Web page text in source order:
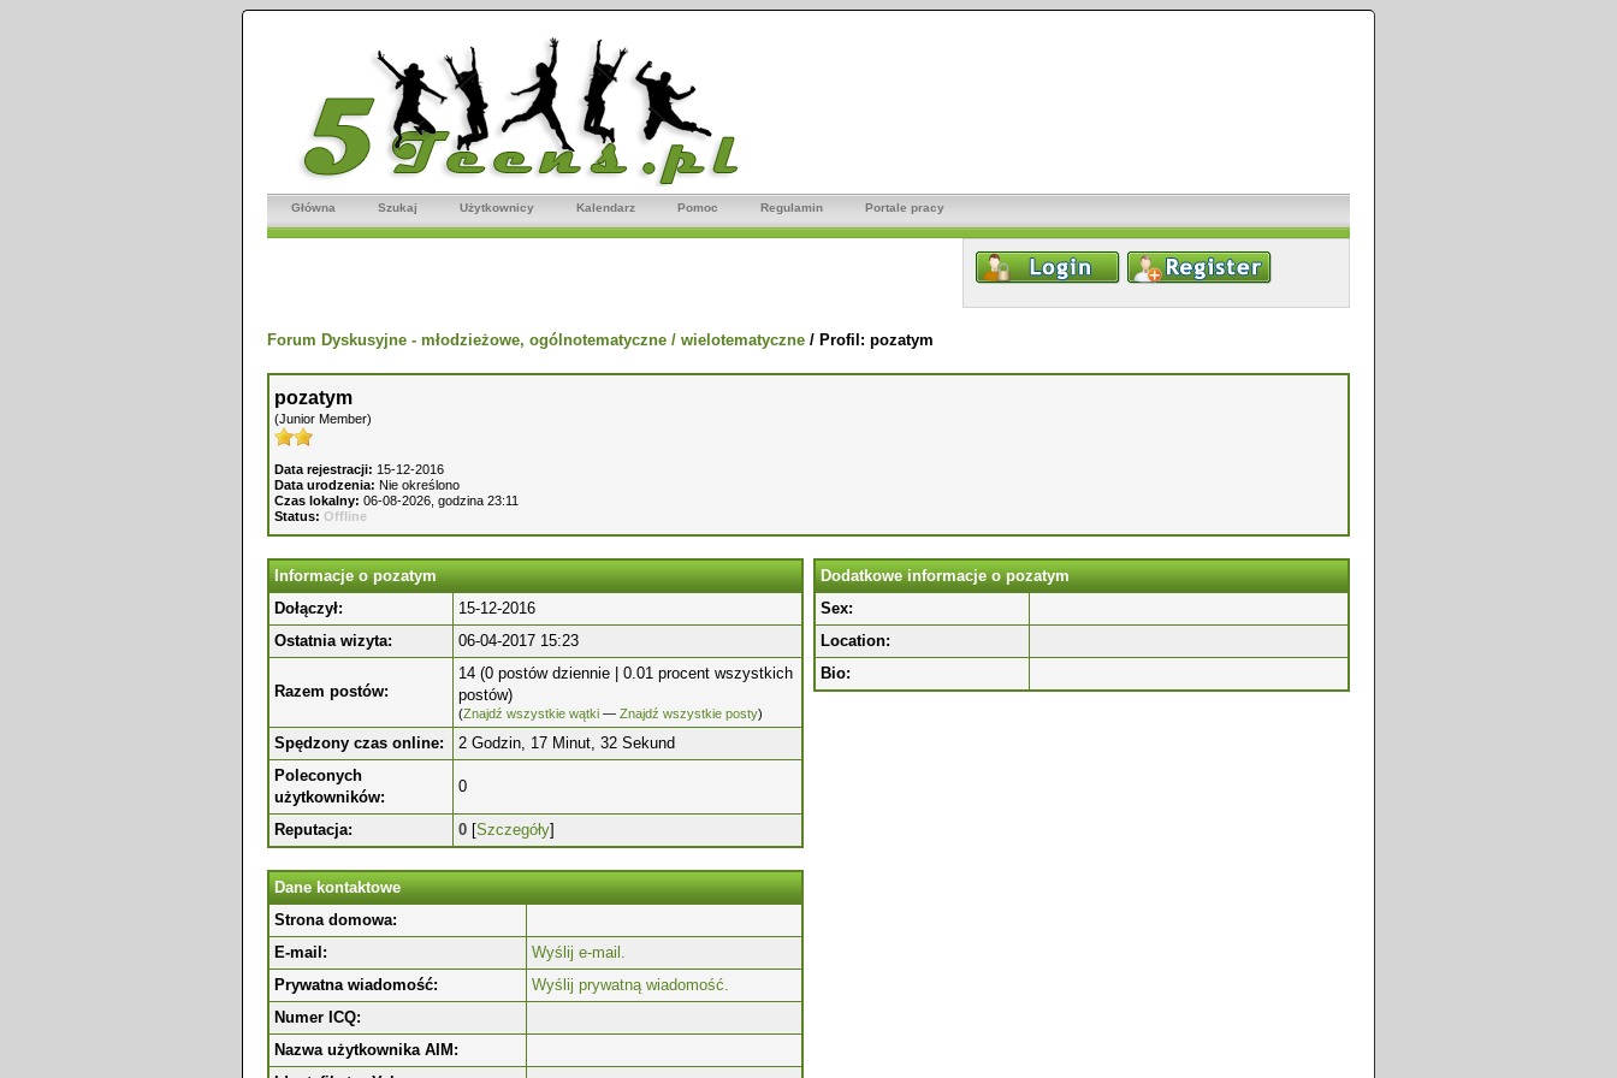
Główna Szukaj Użytkownicy Kalendarz Pomoc Regulamin Portale pracy
Forum Dyskusyjne - młodzieżowe, ogólnotematyczne / wielotematyczne / Profil: pozatym
pozatym
(Junior Member)
Data rejestracji: 15-12-2016
Data urodzenia: Nie określono
Czas lokalny: 06-08-2026, godzina 23:11
Status: Offline
Informacje o pozatym
Dołączył:
15-12-2016
Ostatnia wizyta:
06-04-2017 15:23
Razem postów:
14 (0 postów dziennie | 0.01 procent wszystkich
postów)
(Znajdź wszystkie wątki — Znajdź wszystkie posty)
Spędzony czas online:
2 Godzin, 17 Minut, 32 Sekund
Poleconych
użytkowników:
0
Reputacja: 0 [Szczegóły]
Dane kontaktowe
Strona domowa:
E-mail:
Wyślij e-mail.
Prywatna wiadomość:
Wyślij prywatną wiadomość.
Numer ICQ:
Nazwa użytkownika AIM:
Dodatkowe informacje o pozatym
Sex:
Location:
Bio: